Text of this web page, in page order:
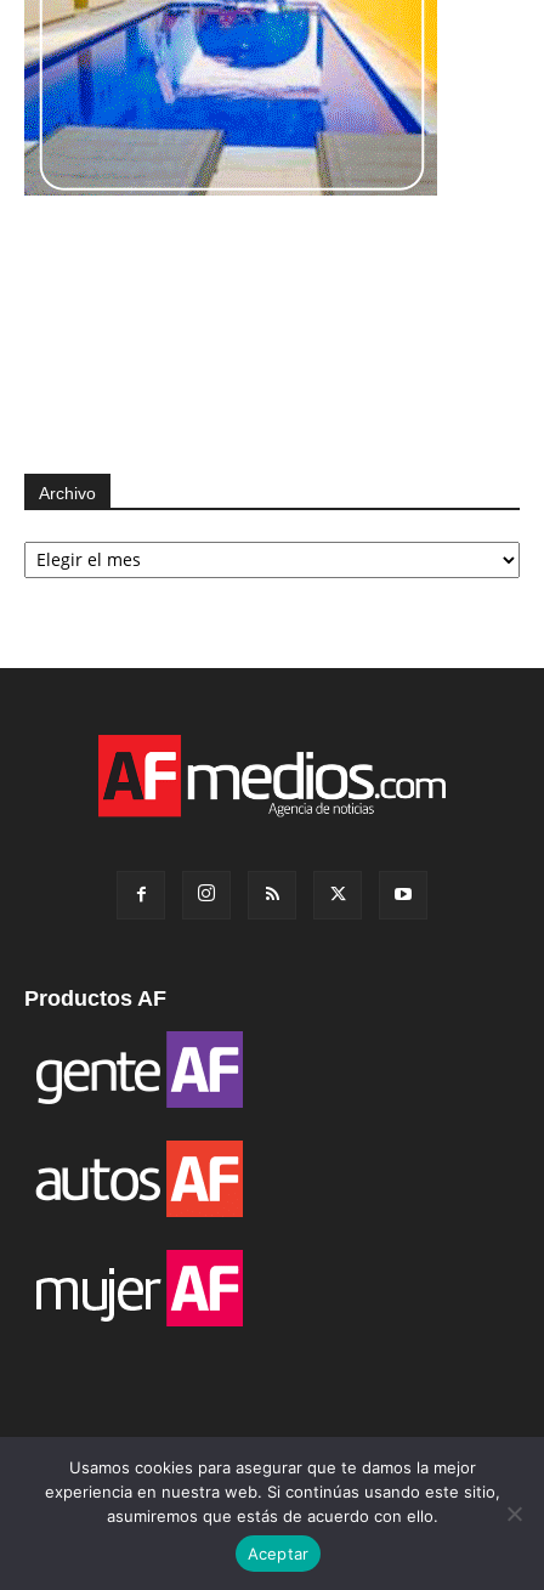
Archivo
Archivo
Productos AF
Síguenos
Usamos cookies para asegurar que te damos la mejor
experiencia en nuestra web. Si continúas usando este sitio,
asumiremos que estás de acuerdo con ello.
Aceptar